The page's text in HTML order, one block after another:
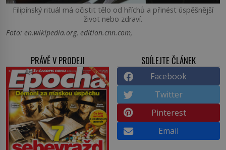
Filipínský rituál má očistit tělo od hříchů a přinést úspěšnější
život nebo zdraví.
Foto: en.wikipedia.org, edition.cnn.com,
PRÁVĚ V PRODEJI SDÍLEJTE ČLÁNEK
Facebook
Twitter
Pinterest
Email